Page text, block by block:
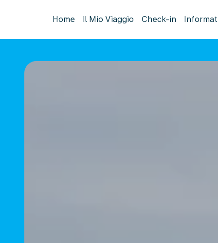
Home Il Mio Viaggio Check-in